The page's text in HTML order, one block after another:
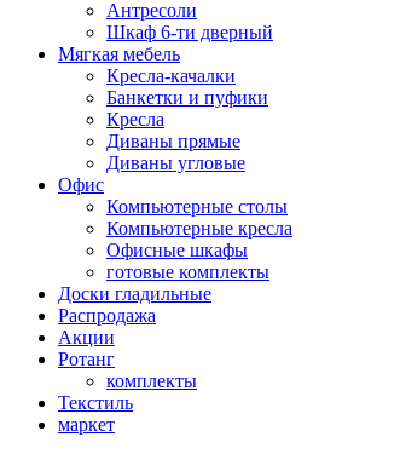
Антресоли
Шкаф 6-ти дверный
Мягкая мебель
Кресла-качалки
Банкетки и пуфики
Кресла
Диваны прямые
Диваны угловые
Офис
Компьютерные столы
Компьютерные кресла
Офисные шкафы
готовые комплекты
Доски гладильные
Распродажа
Акции
Ротанг
комплекты
Текстиль
маркет